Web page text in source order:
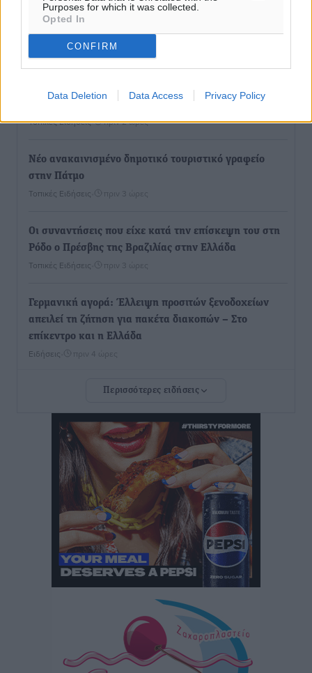
Purposes for which it was collected.
Opted In
CONFIRM
Data Deletion Data Access Privacy Policy
εκδήλωση για τους αυτοδιοικητικούς της Κω
Πολιτιστικά• πριν 2 ώρες
Εγκρίθηκε η ηλεκτρική διασύνδεση Ρόδου και Κω
μέσω υποβρύχιων καλωδίων με την ηπειρωτική
Τοπικές Ειδήσεις• πριν 2 ώρες
Νέο ανακαινισμένο δημοτικό τουριστικό γραφείο
στην Πάτμο
Τοπικές Ειδήσεις πριν 3 ώρες
Οι συναντήσεις που είχε κατά την επίσκεψη του στη
Ρόδο ο Πρέσβης της Βραζιλίας στην Ελλάδα
Τοπικές Ειδήσεις πριν 3 ώρες
Γερμανική αγορά: Έλλειψη προσιτών ξενοδοχείων
απειλεί τη ζήτηση για πακέτα διακοπών – Στο
επίκεντρο και η Ελλάδα
Ειδήσεις πριν 4 ώρες
Νέο ξενοδοχείο στη Ρόδο για την H Hotels –
στην Κω
Τοπικές Ειδήσεις πριν 4 ώρες
Αυτοκίνητο μπήκε παράνομα σε μονόδρομο στο
Μαστιχάρι – Αναποδογύρισε όχημα με μητέρα και
5χρονο παιδί
Τοπικές Ειδήσεις• πριν 4 ώρες
“Η Ευρώπη αντιμετώπιζε το προσφυγικό σαν ταινία
τρόμου” – Η συγκλονιστική μαρτυρία της Χαρούλας
Γιασιράνη στον RV για τα γεγονότα που οδήγησαν στο
πριν 4 ώρες
Περισσότερες ειδήσεις